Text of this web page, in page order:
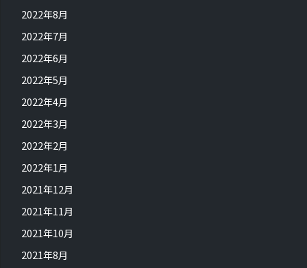
2022年8月
2022年7月
2022年6月
2022年5月
2022年4月
2022年3月
2022年2月
2022年1月
2021年12月
2021年11月
2021年10月
2021年8月